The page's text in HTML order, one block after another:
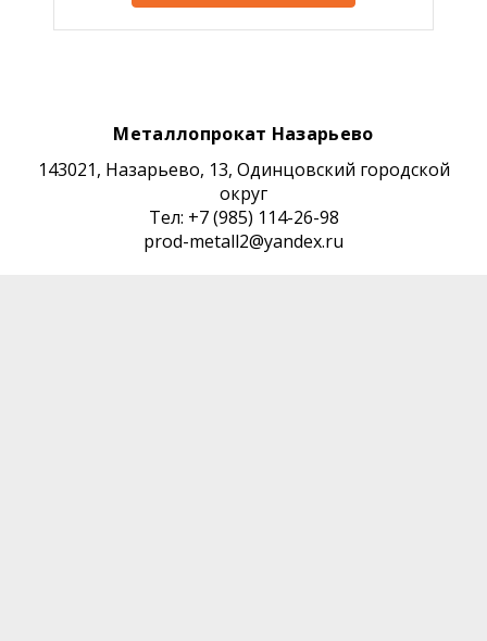
Металлопрокат Назарьево
143021, Назарьево, 13, Одинцовский городской
округ
Тел: +7 (985) 114-26-98
prod-metall2@yandex.ru